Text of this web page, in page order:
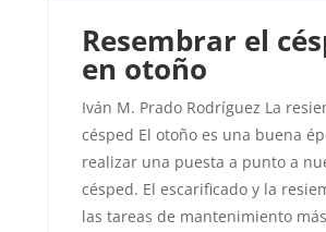
Resembrar el
en otoño
Iván M. Prado Rodríguez La
césped El otoño es una buena
realizar una puesta a punto a
césped. El escarificado y la
las tareas de mantenimiento más